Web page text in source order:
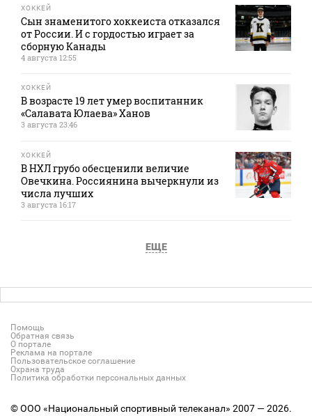
ХОККЕЙ
Сын знаменитого хоккеиста отказался
от России. И с гордостью играет за
сборную Канады
4 августа 12:55
ХОККЕЙ
В возрасте 19 лет умер воспитанник
«Салавата Юлаева» Ханов
3 августа 23:46
ХОККЕЙ
В НХЛ грубо обесценили величие
Овечкина. Россиянина вычеркнули из
числа лучших
3 августа 16:17
ЕЩЕ
Помощь
Обратная связь
О портале
Реклама на портале
Пользовательское соглашение
Охрана труда
Политика обработки персональных данных
© ООО «Национальный спортивный телеканал» 2007 — 2026.